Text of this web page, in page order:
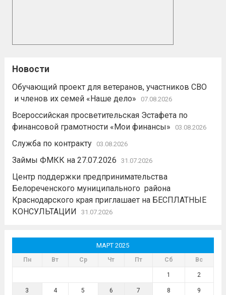
Новости
Обучающий проект для ветеранов, участников СВО
и членов их семей «Наше дело»
07.08.2026
Всероссийская просветительская Эстафета по
финансовой грамотности «Мои финансы»
03.08.2026
Служба по контракту 03.08.2026
Займы ФМКК на 27.07.2026 31.07.2026
Центр поддержки предпринимательства
Белореченского муниципального района
Краснодарского края приглашает на БЕСПЛАТНЫЕ
КОНСУЛЬТАЦИИ
31.07.2026
МАРТ 2025
Пн Вт Ср Чт Пт Сб Вс
1 2
3 4 5 6 7 8 9